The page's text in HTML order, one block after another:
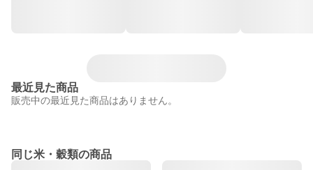
最近見た商品
販売中の最近見た商品はありません。
同じ米・穀類の商品